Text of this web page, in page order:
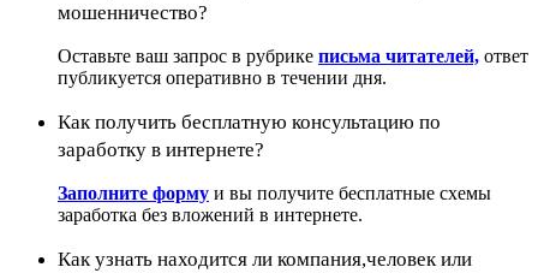
мошенничество?
Оставьте ваш запрос в рубрике письма читателей, ответ
публикуется оперативно в течении дня.
Как получить бесплатную консультацию по
заработку в интернете?
Заполните форму и вы получите бесплатные схемы
заработка без вложений в интернете.
Как узнать находится ли компания,человек или